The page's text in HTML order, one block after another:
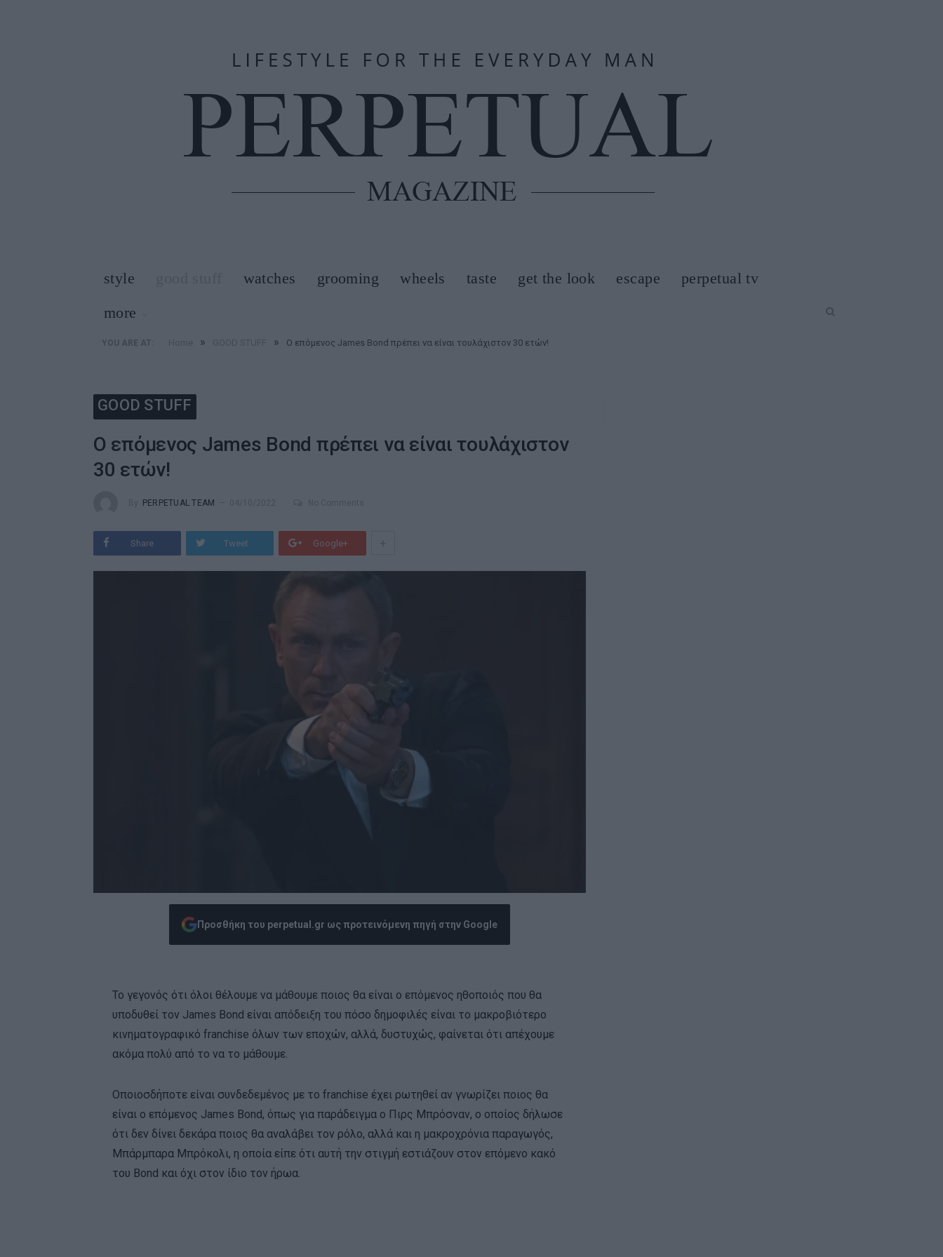
style watches grooming wheels taste get the look escape
perpetual tv
more
YOU ARE AT: » » Ο επόμενος James Bond πρέπει να είναι τουλάχιστον 30 ετών!
GOOD STUFF
Ο επόμενος James Bond πρέπει να είναι τουλάχιστον
30 ετών!
PERPETUAL TEAM
Share Tweet Google+
Προσθήκη του perpetual.gr ως προτεινόμενη πηγή στην Google
Το γεγονός ότι όλοι θέλουμε να μάθουμε ποιος θα είναι ο επόμενος ηθοποιός που θα
υποδυθεί τον James Bond είναι απόδειξη του πόσο δημοφιλές είναι το μακροβιότερο
κινηματογραφικό franchise όλων των εποχών, αλλά, δυστυχώς, φαίνεται ότι απέχουμε
ακόμα πολύ από το να το μάθουμε.
Οποιοσδήποτε είναι συνδεδεμένος με το franchise έχει ρωτηθεί αν γνωρίζει ποιος θα
είναι ο επόμενος James Bond, όπως για παράδειγμα ο Πιρς Μπρόσναν, ο οποίος δήλωσε
ότι δεν δίνει δεκάρα ποιος θα αναλάβει τον ρόλο, αλλά και η μακροχρόνια παραγωγός,
Μπάρμπαρα Μπρόκολι, η οποία είπε ότι αυτή την στιγμή εστιάζουν στον επόμενο κακό
του Bond και όχι στον ίδιο τον ήρωα.